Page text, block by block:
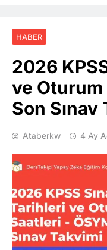
HABER
2026
ve Oturum
Son Sınav
Ataberkw 4 Ay